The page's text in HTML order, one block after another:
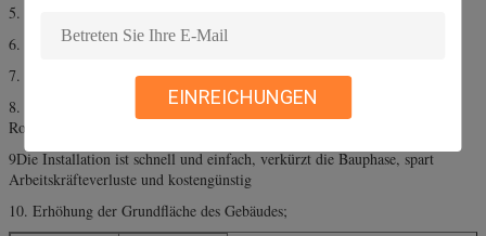
EINREICHUNGEN
5. Ein Brandschutzgrad
6. die Paneele wiederverwendet werden können
7. hohe Festigkeit, Leichtgewicht, Stoßbeständigkeit;
8. die Kohleasche und die industriellen festen Abfälle als
Rohstoffe,Energiesparen,umweltfreundlich;
9Die Installation ist schnell und einfach, verkürzt die Bauphase, spart
Arbeitskräfteverluste und kostengünstig
10. Erhöhung der Grundfläche des Gebäudes;